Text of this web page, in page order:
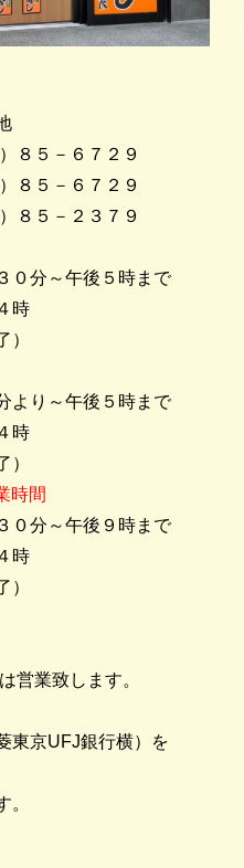
８５－６７２９
８５－６７２９
８５－２３７９
０分～午後５時まで
時
）
より～午後５時まで
時
）
時間
０分～午後９時まで
時
）
営業致します。
東京UFJ銀行横）を
。